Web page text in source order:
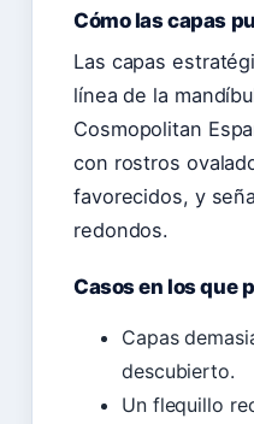
Cómo las capas
Las capas
línea de la
Cosmopolitan
con rostros
favorecidos, y
redondos.
Casos en los que
Capas
descubierto.
Un flequillo